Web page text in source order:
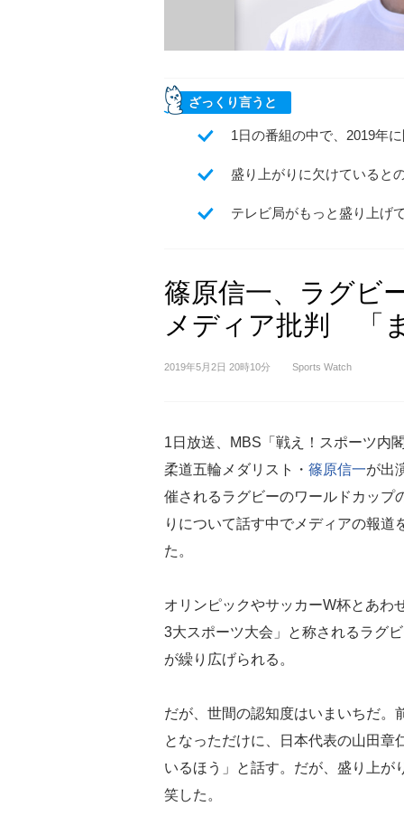
ざっくり言うと
1日の番組の中で、2019年
盛り上がりに欠けていると
テレビ局がもっと盛り上げ
篠原信一、ラグビ
メディア批判 「
2019年5月2日 20時10分 Sports Watch
1日放送、MBS「戦え！スポーツ内
柔道五輪メダリスト・ 篠原信一が出
催されるラグビーのワールドカップ
りについて話す中でメディアの報道
た。
オリンピックやサッカーW杯とあわ
3大スポーツ大会」と称されるラグ
が繰り広げられる。
だが、世間の認知度はいまいちだ。
となっただけに、日本代表の山田章
いるほう」と話す。だが、盛り上が
笑した。